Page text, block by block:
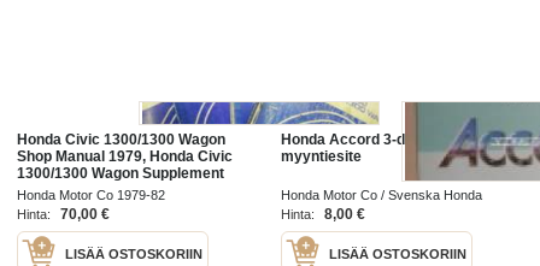
Honda Civic 1300/1300 Wagon
Shop Manual 1979, Honda Civic
1300/1300 Wagon Supplement
(Civic 3DR/back)(Civic STN/WAG)
(Civic 4DR SED), Supplement
1981, Honda Civic
Honda Motor Co 1979-82
Hinta:
70,00 €
LISÄÄ OSTOSKORIIN
Honda Accord 3-dörrars -
myyntiesite
Honda Motor Co / Svenska Honda
Bilimport Ab 198?
Hinta: 8,00 €
LISÄÄ OSTOSKORIIN